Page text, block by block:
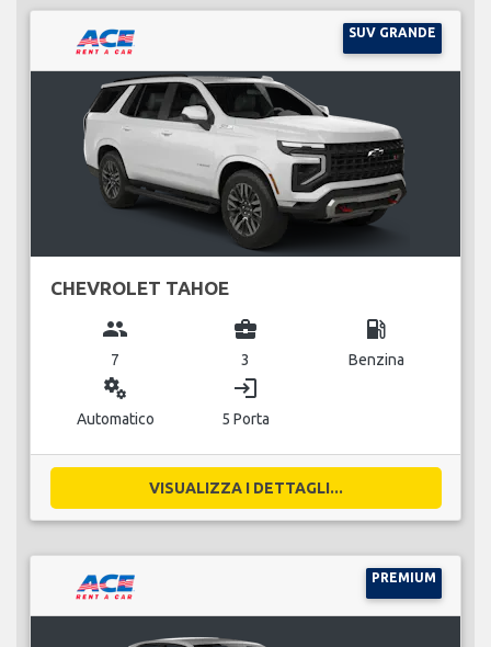
SUV GRANDE
CHEVROLET TAHOE
group
7
business_center
3
local_gas_station
Benzina
miscellaneous_services
Automatico
login
5 Porta
VISUALIZZA I DETTAGLI...
PREMIUM